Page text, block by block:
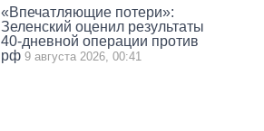
«Впечатляющие потери»:
Зеленский оценил результаты
40-дневной операции против
рф 9 августа 2026, 00:41